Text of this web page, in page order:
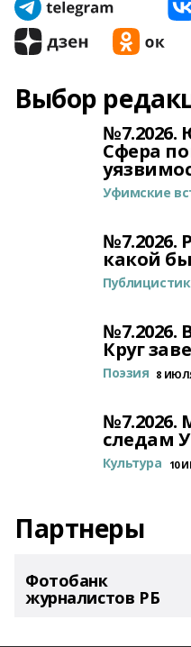
Выбор
№7.2026.
Сфера
Уфимские
№7.2026.
какой
№7.2026.
Круг
Поэзия 8
№7.2026.
следам
Культура 10
Партнеры
Фотобанк
журналистов РБ